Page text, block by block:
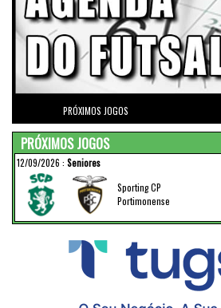
PRÓXIMOS JOGOS
PRÓXIMOS JOGOS
12/09/2026 : Seniores
Sporting CP
Portimonense